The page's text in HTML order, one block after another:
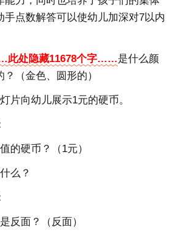
手点数解答可以使幼儿加深对7以内
处隐藏11678个字……是什么颜
（金色、圆形的）
片向幼儿展示1元的硬币。
的硬币？（1元）
么？
反面？（反面）